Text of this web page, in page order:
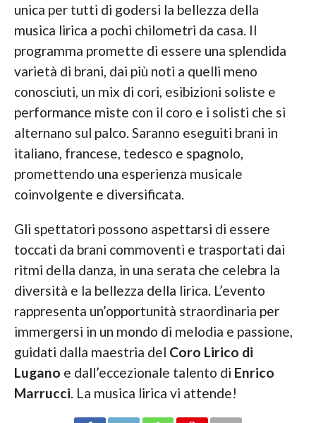
unica per tutti di godersi la bellezza della
musica lirica a pochi chilometri da casa. Il
programma promette di essere una splendida
varietà di brani, dai più noti a quelli meno
conosciuti, un mix di cori, esibizioni soliste e
performance miste con il coro e i solisti che si
alternano sul palco. Saranno eseguiti brani in
italiano, francese, tedesco e spagnolo,
promettendo una esperienza musicale
coinvolgente e diversificata.
Gli spettatori possono aspettarsi di essere
toccati da brani commoventi e trasportati dai
ritmi della danza, in una serata che celebra la
diversità e la bellezza della lirica. L’evento
rappresenta un’opportunità straordinaria per
immergersi in un mondo di melodia e passione,
guidati dalla maestria del Coro Lirico di
Lugano e dall’eccezionale talento di Enrico
Marrucci. La musica lirica vi attende!